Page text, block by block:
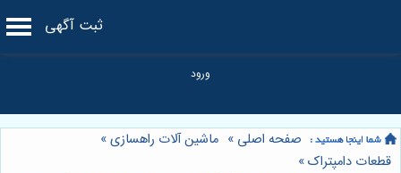
ثبت آگهی
صفحه اصلی » ماشین آلات راهسازی»
قطعات دامپتراک»